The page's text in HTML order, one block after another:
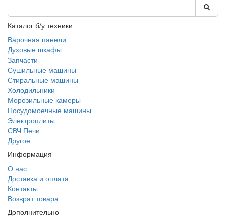
Каталог б/у техники
Варочная панели
Духовые шкафы
Запчасти
Сушильные машины
Стиральные машины
Холодильники
Морозильные камеры
Посудомоечные машины
Электроплиты
СВЧ Печи
Другое
Информация
О нас
Доставка и оплата
Контакты
Возврат товара
Дополнительно